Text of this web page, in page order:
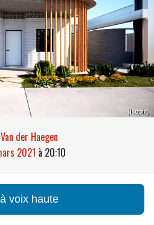
(Isopix)
der Haegen
2021 à 20:10
voix haute